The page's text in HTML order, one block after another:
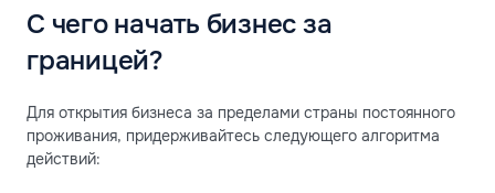
С чего начать бизнес за
границей?
Для открытия бизнеса за пределами страны постоянного
проживания, придерживайтесь следующего алгоритма
действий: